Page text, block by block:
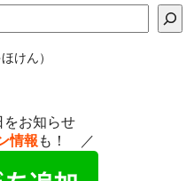
けん）
をお知らせ
情報 も！ ／